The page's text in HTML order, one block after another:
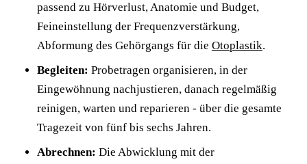
passend zu Hörverlust, Anatomie und Budget,
Feineinstellung der Frequenzverstärkung,
Abformung des Gehörgangs für die Otoplastik.
Begleiten: Probetragen organisieren, in der
Eingewöhnung nachjustieren, danach regelmäßig
reinigen, warten und reparieren - über die gesamte
Tragezeit von fünf bis sechs Jahren.
Abrechnen: Die Abwicklung mit der